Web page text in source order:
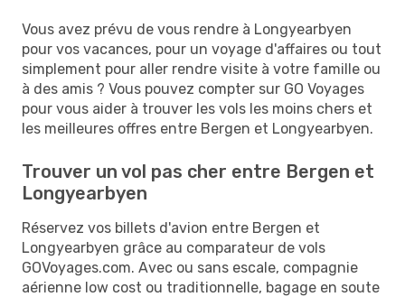
Vous avez prévu de vous rendre à Longyearbyen
pour vos vacances, pour un voyage d'affaires ou tout
simplement pour aller rendre visite à votre famille ou
à des amis ? Vous pouvez compter sur GO Voyages
pour vous aider à trouver les vols les moins chers et
les meilleures offres entre Bergen et Longyearbyen.
Trouver un vol pas cher entre Bergen et
Longyearbyen
Réservez vos billets d'avion entre Bergen et
Longyearbyen grâce au comparateur de vols
GOVoyages.com. Avec ou sans escale, compagnie
aérienne low cost ou traditionnelle, bagage en soute